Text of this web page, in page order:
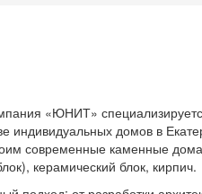
«ЮНИТ»
индивидуальных домов в
современные каменные дома
керамический блок, кирпич.